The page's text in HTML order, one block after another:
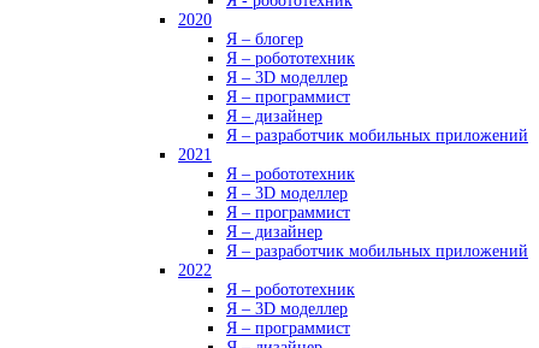
2020
Я – блогер
Я – робототехник
Я – 3D моделлер
Я – программист
Я – дизайнер
Я – разработчик мобильных приложений
2021
Я – робототехник
Я – 3D моделлер
Я – программист
Я – дизайнер
Я – разработчик мобильных приложений
2022
Я – робототехник
Я – 3D моделлер
Я – программист